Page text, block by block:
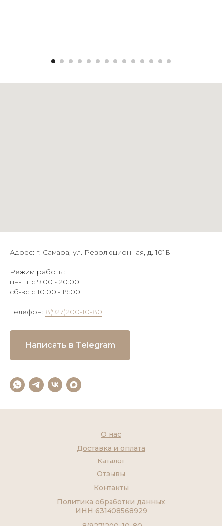
Адрес: г. Самара, ул. Революционная, д. 101В
Режим работы:
пн-пт с 9:00 - 20:00
сб-вс с 10:00 - 19:00
Телефон: 8(927)200-10-80
Написать в Telegram
Контакты
Каталог
О нас
Доставка и оплата
Отзывы
Политика обработки данных
ИНН 631408568929